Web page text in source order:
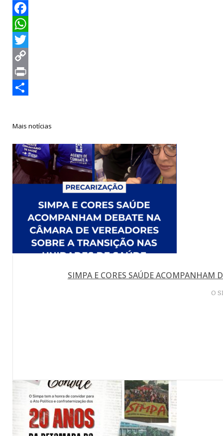
Facebook
WhatsApp
Twitter
Copy
Link
Print
Mais notícias
SIMPA E CORES SAÚDE ACOMPANHAM
O